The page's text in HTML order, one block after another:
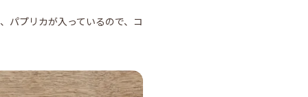
パプリカが入っているので、コ